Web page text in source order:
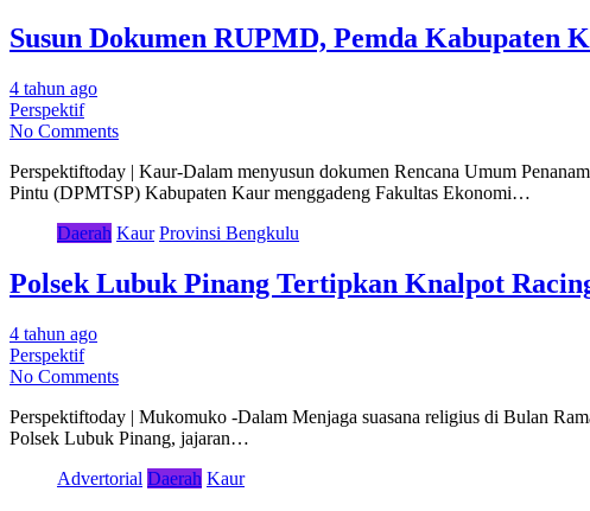
Susun Dokumen RUPMD, Pemda Kabupaten
4 tahun ago
Perspektif
No Comments
Perspektiftoday | Kaur-Dalam menyusun dokumen Rencana Umum
Pintu (DPMTSP) Kabupaten Kaur menggadeng Fakultas Ekonomi…
Daerah Kaur Provinsi Bengkulu
Polsek Lubuk Pinang Tertipkan Knalpot
4 tahun ago
Perspektif
No Comments
Perspektiftoday | Mukomuko -Dalam Menjaga suasana religius di Bulan
Polsek Lubuk Pinang, jajaran…
Advertorial Daerah Kaur